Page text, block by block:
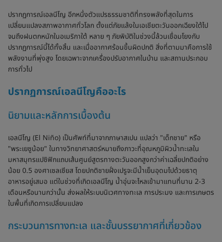
ปรากฏการณ์เอลนีโญ อีกหนึ่งตัวแปรธรรมชาติที่ทรงพลังที่สุดในการ
เปลี่ยนแปลงสภาพอากาศทั่วโลก ตั้งแต่ภัยแล้งในเอเชียตะวันออกเฉียงใต้ไป
จนถึงฝนตกหนักในอเมริกาใต้ หลาย ๆ ภัยพิบัติในช่วงนี้ล้วนเชื่อมโยงกับ
ปรากฏการณ์นี้ได้ทั้งสิ้น และเมื่ออากาศร้อนขึ้นผิดปกติ สิ่งที่ตามมาคือการใช้
พลังงานที่พุ่งสูง โดยเฉพาะจากเครื่องปรับอากาศในบ้าน และสถานประกอบ
การทั่วไป
ปรากฏการณ์เอลนีโญคืออะไร
นิยามและหลักการเบื้องต้น
เอลนีโญ (El Niño) เป็นศัพท์ที่มาจากภาษาสเปน แปลว่า "เด็กชาย" หรือ
"พระเยซูน้อย" ในทางวิทยาศาสตร์หมายถึงภาวะที่อุณหภูมิผิวน้ำทะเลใน
มหาสมุทรแปซิฟิกแถบเส้นศูนย์สูตรทางตะวันออกสูงกว่าค่าเฉลี่ยปกติอย่าง
น้อย 0.5 องศาเซลเซียส โดยปกติชายฝั่งเปรูจะมีน้ำเย็นอุดมไปด้วยธาตุ
อาหารอยู่เสมอ แต่ในช่วงที่เกิดเอลนีโญ น้ำอุ่นจะไหลเข้ามาแทนที่นาน 2-3
เดือนหรือนานกว่านั้น ส่งผลให้ระบบนิเวศทางทะเล การประมง และการเกษตร
ในพื้นที่เกิดการเปลี่ยนแปลง
กระบวนการทางทะเล และชั้นบรรยากาศที่เกี่ยวข้อง